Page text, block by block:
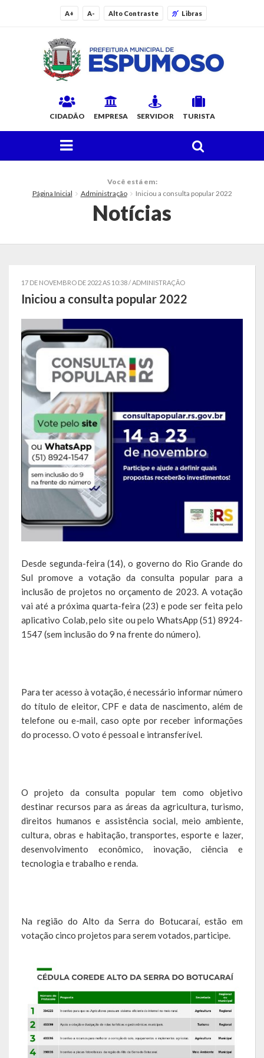
A+ A- Alto Contraste Libras
CIDADÃO EMPRESA SERVIDOR TURISTA
Símbolos
Governo
Conselhos Municipais
Gabinete do Prefeito Municipal
Procuradoria e Assessoria Jurídica
Coordenadoria do Sistema de Controle Interno
Acompanhamento de Ações e Obras
Secretarias Municipais
Assistência Social e Habitação
Coordenação e Planejamento
Educação, Cultura e Turismo
Obras e Serviços Urbanos
Transportes e Trânsito
Geral do Governo
Cultura e Turismo
Gastronomia
Hospedagem
PUB
Calendário de Eventos
Vídeos
Publicações
Contratos | Atas | Aditivos
Editais de Licitação
Parcerias | Patrocínio | Fomento | Colaboração | Convênios
Você está em:
Página Inicial
Administração Iniciou a consulta popular 2022
Notícias
17 DE NOVEMBRO DE 2022 AS 10:38 /ADMINISTRAÇÃO
Iniciou a consulta popular 2022
Desde segunda-feira (14), o governo do Rio Grande do
Sul promove a votação da consulta popular para a
inclusão de projetos no orçamento de 2023. A votação
vai até a próxima quarta-feira (23) e pode ser feita pelo
aplicativo Colab, pelo site ou pelo WhatsApp (51) 8924-
1547 (sem inclusão do 9 na frente do número).
Para ter acesso à votação, é necessário informar número
do título de eleitor, CPF e data de nascimento, além de
telefone ou e-mail, caso opte por receber informações
do processo. O voto é pessoal e intransferível.
O projeto da consulta popular tem como objetivo
destinar recursos para as áreas da agricultura, turismo,
direitos humanos e assistência social, meio ambiente,
cultura, obras e habitação, transportes, esporte e lazer,
desenvolvimento econômico, inovação, ciência e
tecnologia e trabalho e renda.
Na região do Alto da Serra do Botucaraí, estão em
votação cinco projetos para serem votados, participe.